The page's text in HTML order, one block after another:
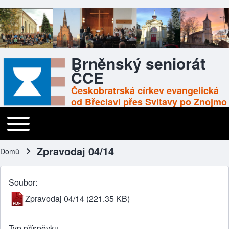
Brněnský seniorát
ČCE
Českobratrská církev evangelická
od Břeclavi přes Svitavy po Znojmo
Main navigation
Toggle main menu
Drobečková navigace
Domů Zpravodaj 04/14
Soubor
Zpravodaj 04/14 (221.35 KB)